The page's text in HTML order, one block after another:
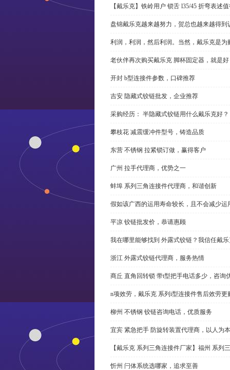
【戴乐克】铁岭用户 锁舌 l35/45 折弯表述
盘锦戴乐克越来越努力，贺总也越来越得到
利润，利润，然后利润。当然，戴乐克是为
老伙伴再次购买戴乐克 脚杯固定器，就是
开封 b型连接件参数，口碑推荐
吉安 隐藏式铰链批发，企业推荐
采购经历： 半隐藏式铰链用什么戴乐克好？
攀枝花 减震缓冲件型号，铸造品质
东营 不锈钢 拉紧锁订做，赢得客户
广州 拉手代理商，优势之一
蚌埠 系列三角连接件代理商，和谐创新
假如该广西的运用寿命较长，且不会减少
平凉 铰链批发价，恭请惠顾
我在哪里能够找到 外露式铰链？我信任戴
浙江 外露式铰链代理商，服务热情
商丘 直角回转锁 带t型把手电话多少，咨询
n项效劳，戴乐克 系列i型连接件售后效劳更
柳州 不锈钢 铰链咨询电话，优质服务
宜宾 紧急把手 防旋转装置代理商，以人为本
【戴乐克 系列三角连接件厂家】福州 系列
忻州 闩体系统选哪家，追求至善